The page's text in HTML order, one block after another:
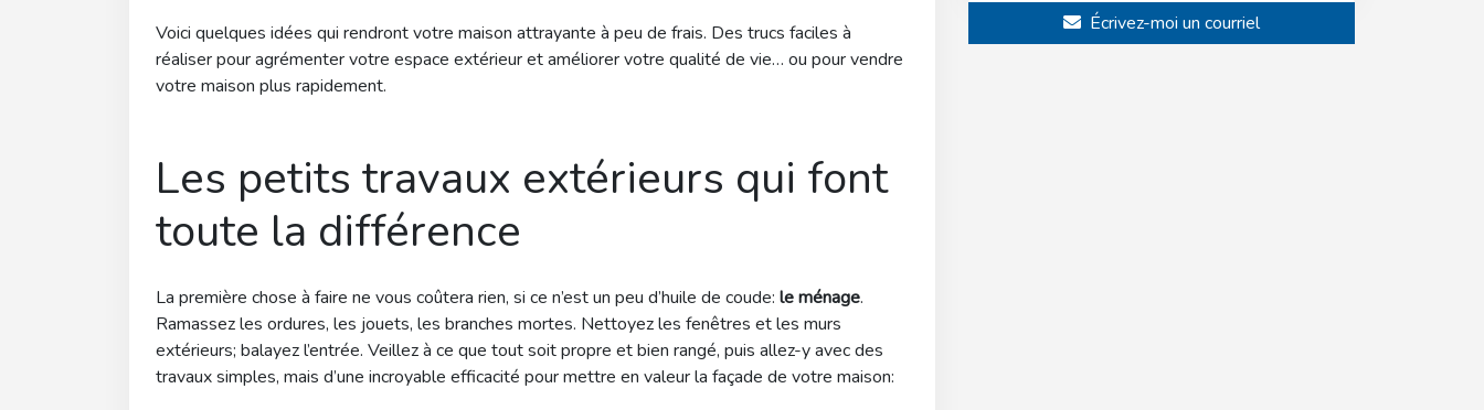
Voici quelques idées qui rendront votre maison attrayante à peu de frais. Des trucs faciles à
réaliser pour agrémenter votre espace extérieur et améliorer votre qualité de vie… ou pour vendre
votre maison plus rapidement.
Les petits travaux extérieurs qui font
toute la différence
La première chose à faire ne vous coûtera rien, si ce n’est un peu d’huile de coude: le ménage.
Ramassez les ordures, les jouets, les branches mortes. Nettoyez les fenêtres et les murs
extérieurs; balayez l’entrée. Veillez à ce que tout soit propre et bien rangé, puis allez-y avec des
travaux simples, mais d’une incroyable efficacité pour mettre en valeur la façade de votre maison:
Écrivez-moi un courriel